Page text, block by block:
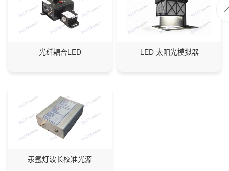
光纤耦合LED LED 太阳光模拟器
汞氩灯波长校准光源